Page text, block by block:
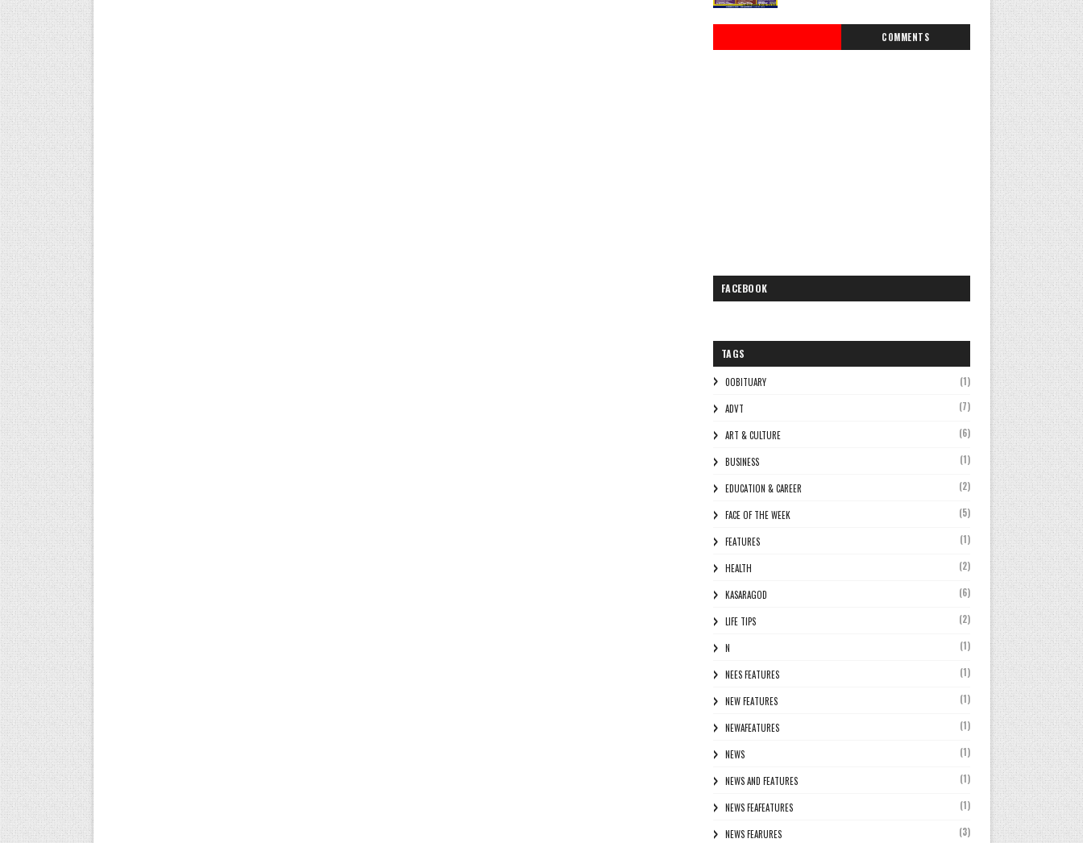
COMMENTS
FACEBOOK
TAGS
0OBITUARY (1)
ADVT (7)
ART & CULTURE (6)
BUSINESS (1)
EDUCATION & CAREER (2)
FACE OF THE WEEK (5)
FEATURES (1)
HEALTH (2)
KASARAGOD (6)
LIFE TIPS (2)
N (1)
NEES FEATURES (1)
NEW FEATURES (1)
NEWAFEATURES (1)
NEWS (1)
NEWS AND FEATURES (1)
NEWS FEAFEATURES (1)
NEWS FEARURES (3)